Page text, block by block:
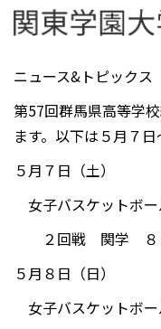
ニュース&トピック
第57回群馬県高等学
ます。以下は５月７
５月７日（土）
女子バスケットボ
２回戦 関学 ８
５月８日（日）
女子バスケットボ